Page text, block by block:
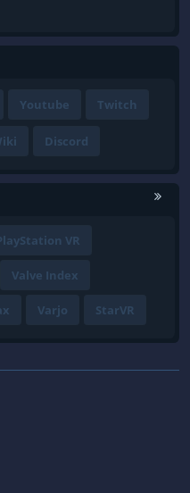
Youtube Twitch
Discord
VR
Valve Index
Varjo StarVR